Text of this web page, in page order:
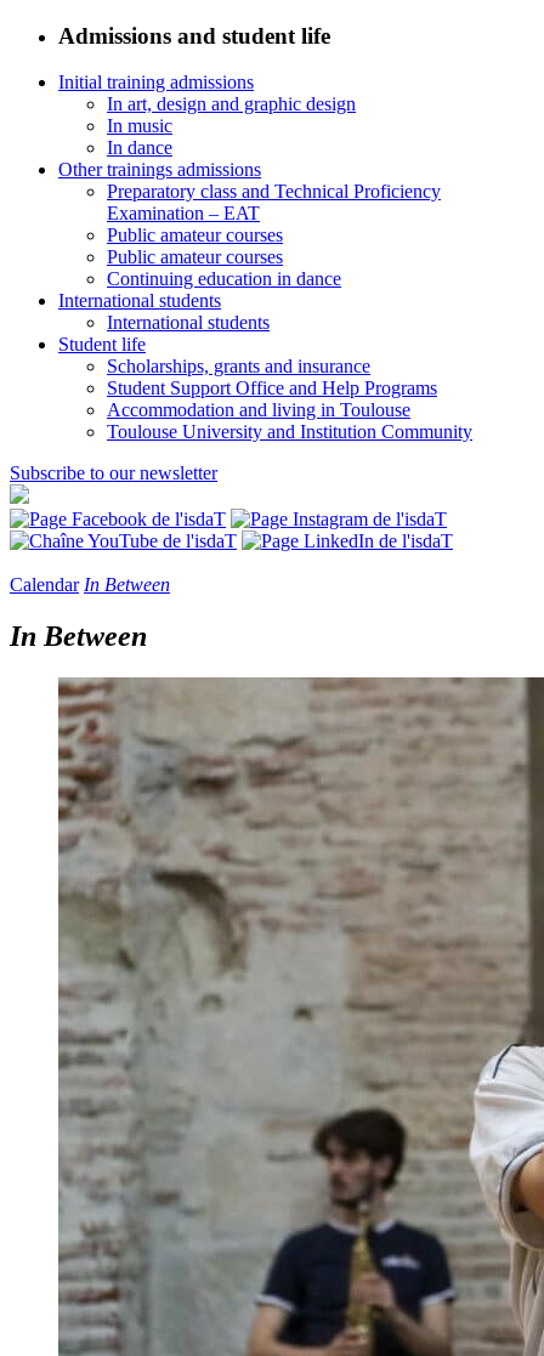
Admissions and student life
Initial training admissions
In art, design and graphic design
In music
In dance
Other trainings admissions
Preparatory class and Technical Proficiency
Examination – EAT
Public amateur courses
Public amateur courses
Continuing education in dance
International students
International students
Student life
Scholarships, grants and insurance
Student Support Office and Help Programs
Accommodation and living in Toulouse
Toulouse University and Institution Community
Subscribe to our newsletter
Calendar In Between
In Between